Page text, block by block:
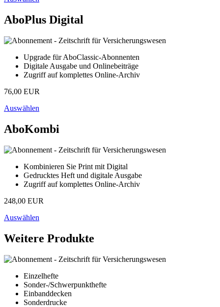
AboPlus Digital
Upgrade für AboClassic-Abonnenten
Digitale Ausgabe und Onlinebeiträge
Zugriff auf komplettes Online-Archiv
76,00 EUR
Auswählen
AboKombi
Kombinieren Sie Print mit Digital
Gedrucktes Heft und digitale Ausgabe
Zugriff auf komplettes Online-Archiv
248,00 EUR
Auswählen
Weitere Produkte
Einzelhefte
Sonder-/Schwerpunkthefte
Einbanddecken
Sonderdrucke